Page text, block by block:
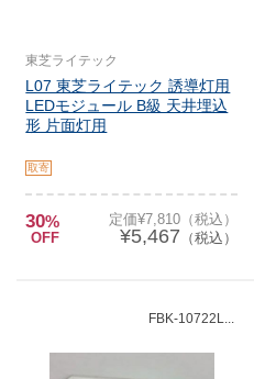
東芝ライテック
L07 東芝ライテック 誘導灯用
LEDモジュール B級 天井埋込
形 片面灯用
取寄
30%
OFF
定価¥7,810（税込）
¥5,467 （税込）
FBK-10722L...